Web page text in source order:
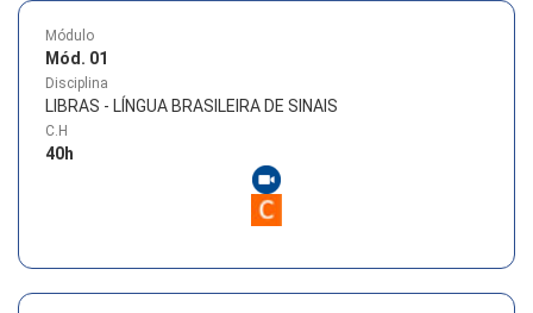
Módulo
Mód. 01
Disciplina
LIBRAS - LÍNGUA BRASILEIRA DE SINAIS
C.H
40h